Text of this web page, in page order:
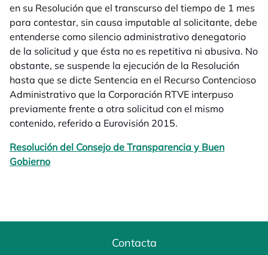
en su Resolución que el transcurso del tiempo de 1 mes
para contestar, sin causa imputable al solicitante, debe
entenderse como silencio administrativo denegatorio
de la solicitud y que ésta no es repetitiva ni abusiva. No
obstante, se suspende la ejecución de la Resolución
hasta que se dicte Sentencia en el Recurso Contencioso
Administrativo que la Corporación RTVE interpuso
previamente frente a otra solicitud con el mismo
contenido, referido a Eurovisión 2015.
Resolución del Consejo de Transparencia y Buen
Gobierno
Contacta